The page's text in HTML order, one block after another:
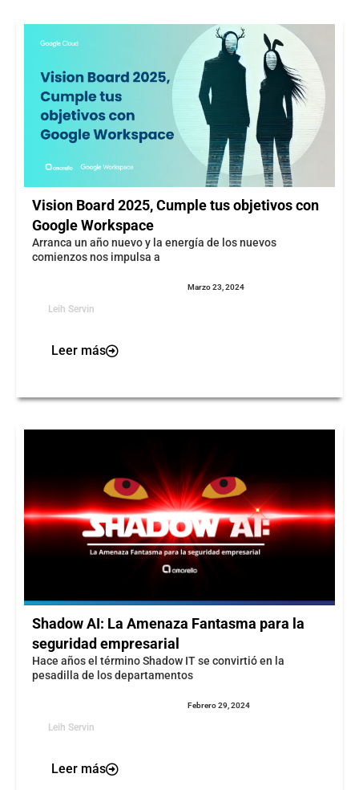
Vision Board 2025, Cumple tus objetivos con
Google Workspace
Arranca un año nuevo y la energía de los nuevos
comienzos nos impulsa a
Leih Servin
Marzo 23, 2024
Leer más
Shadow AI: La Amenaza Fantasma para la
seguridad empresarial
Hace años el término Shadow IT se convirtió en la
pesadilla de los departamentos
Leih Servin
Febrero 29, 2024
Leer más